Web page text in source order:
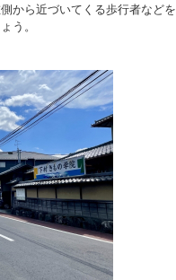
から近づいてくる歩行者など
う。